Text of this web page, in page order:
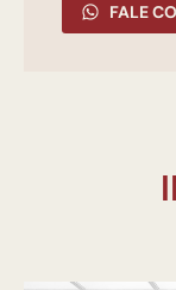
FALE